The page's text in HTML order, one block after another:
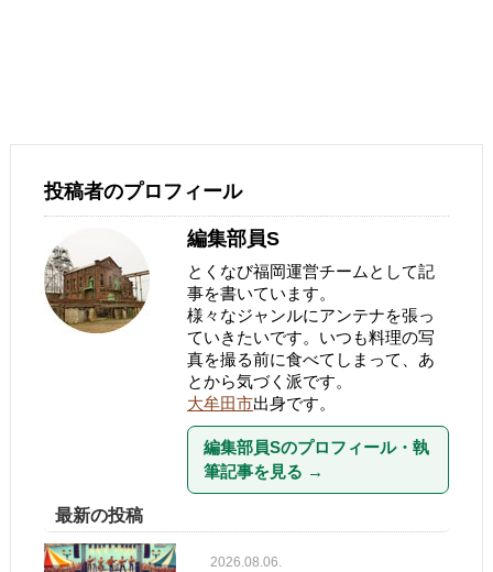
投稿者のプロフィール
編集部員S
とくなび福岡運営チームとして記
事を書いています。
様々なジャンルにアンテナを張っ
ていきたいです。いつも料理の写
真を撮る前に食べてしまって、あ
とから気づく派です。
大牟田市出身です。
編集部員Sのプロフィール・執
筆記事を見る →
最新の投稿
2026.08.06.